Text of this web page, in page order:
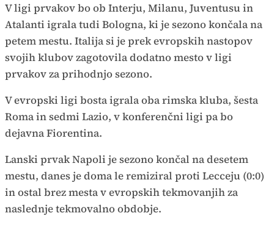
V ligi prvakov bo ob Interju, Milanu, Juventusu in
Atalanti igrala tudi Bologna, ki je sezono končala na
petem mestu. Italija si je prek evropskih nastopov
svojih klubov zagotovila dodatno mesto v ligi
prvakov za prihodnjo sezono.
V evropski ligi bosta igrala oba rimska kluba, šesta
Roma in sedmi Lazio, v konferenčni ligi pa bo
dejavna Fiorentina.
Lanski prvak Napoli je sezono končal na desetem
mestu, danes je doma le remiziral proti Lecceju (0:0)
in ostal brez mesta v evropskih tekmovanjih za
naslednje tekmovalno obdobje.